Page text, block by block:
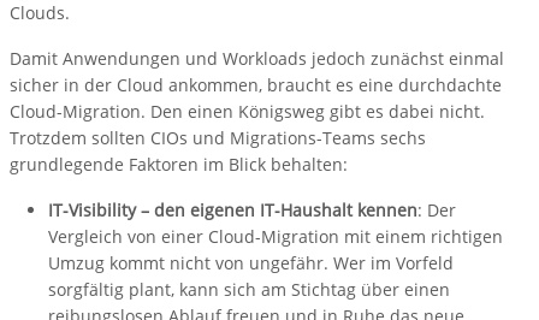
Clouds.
Damit Anwendungen und Workloads jedoch zunächst einmal
sicher in der Cloud ankommen, braucht es eine durchdachte
Cloud-Migration. Den einen Königsweg gibt es dabei nicht.
Trotzdem sollten CIOs und Migrations-Teams sechs
grundlegende Faktoren im Blick behalten:
IT-Visibility – den eigenen IT-Haushalt kennen: Der
Vergleich von einer Cloud-Migration mit einem richtigen
Umzug kommt nicht von ungefähr. Wer im Vorfeld
sorgfältig plant, kann sich am Stichtag über einen